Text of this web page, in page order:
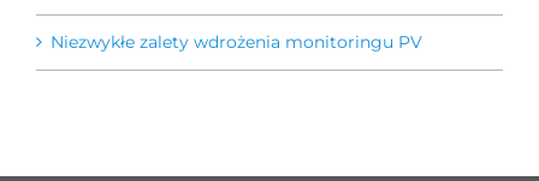
Niezwykłe zalety wdrożenia monitoringu PV